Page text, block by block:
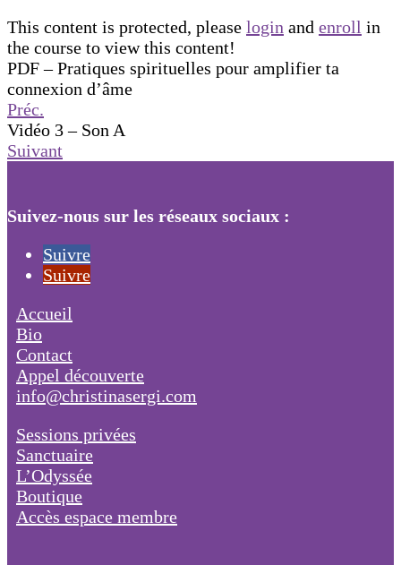
This content is protected, please login and enroll in
the course to view this content!
PDF – Pratiques spirituelles pour amplifier ta
connexion d’âme
Préc.
Vidéo 3 – Son A
Suivant
Suivez-nous sur les réseaux sociaux :
Suivre
Suivre
Accueil
Bio
Contact
Appel découverte
info@christinasergi.com
Sessions privées
Sanctuaire
L’Odyssée
Boutique
Accès espace membre